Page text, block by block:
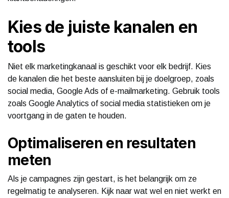
Kies de juiste kanalen en
tools
Niet elk marketingkanaal is geschikt voor elk bedrijf. Kies
de kanalen die het beste aansluiten bij je doelgroep, zoals
social media, Google Ads of e-mailmarketing. Gebruik tools
zoals Google Analytics of social media statistieken om je
voortgang in de gaten te houden.
Optimaliseren en resultaten
meten
Als je campagnes zijn gestart, is het belangrijk om ze
regelmatig te analyseren. Kijk naar wat wel en niet werkt en